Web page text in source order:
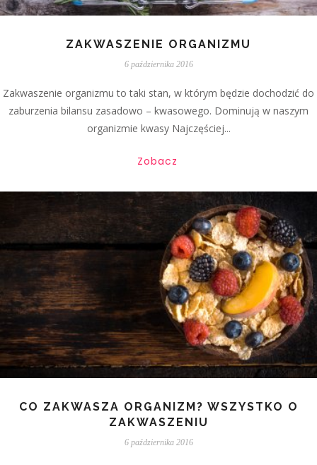
ZAKWASZENIE ORGANIZMU
6 października 2016
Zakwaszenie organizmu to taki stan, w którym będzie dochodzić do
zaburzenia bilansu zasadowo – kwasowego. Dominują w naszym
organizmie kwasy Najczęściej...
Zobacz
CO ZAKWASZA ORGANIZM? WSZYSTKO O
ZAKWASZENIU
6 października 2016